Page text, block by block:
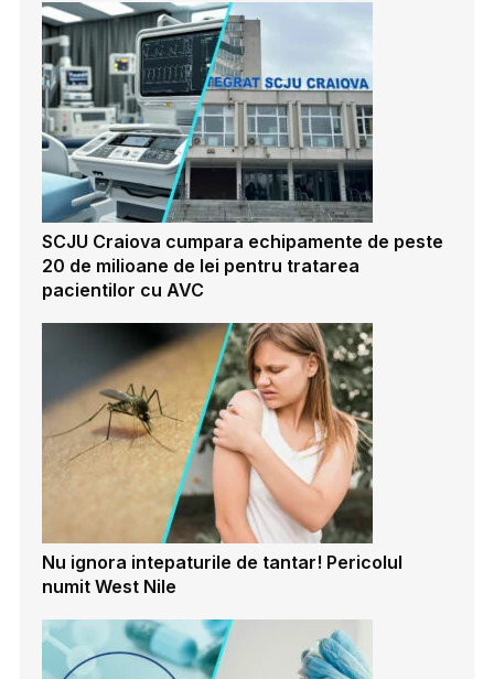
SCJU Craiova cumpara echipamente de peste
20 de milioane de lei pentru tratarea
pacientilor cu AVC
Nu ignora intepaturile de tantar! Pericolul
numit West Nile